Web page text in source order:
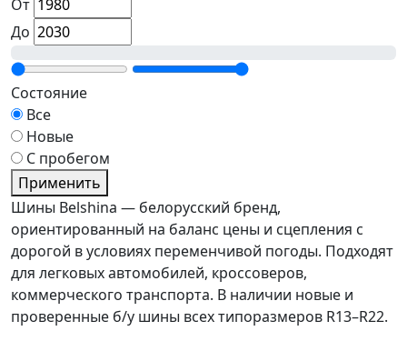
От
До
Состояние
Все
Новые
С пробегом
Применить
Шины Belshina — белорусский бренд,
ориентированный на баланс цены и сцепления с
дорогой в условиях переменчивой погоды. Подходят
для легковых автомобилей, кроссоверов,
коммерческого транспорта. В наличии новые и
проверенные б/у шины всех типоразмеров R13–R22.